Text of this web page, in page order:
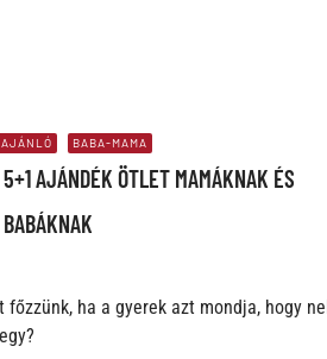
AJÁNLÓ BABA-MAMA
5+1 AJÁNDÉK ÖTLET MAMÁKNAK ÉS
BABÁKNAK